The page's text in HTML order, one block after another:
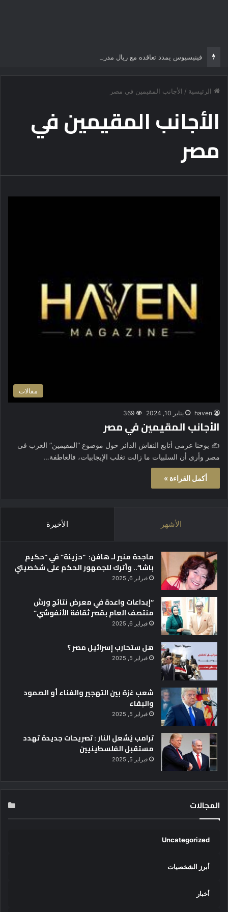
فينيسيوس يمدد تعاقده مع ريال مدريد
الرئيسية / الأجانب المقيمين في مصر
الأجانب المقيمين في
مصر
مقالات
haven يناير 10, 2024 369
الأجانب المقيمين في مصر
✍️ يوحنا عزمى أتابع النقاش الدائر حول موضوع “المقيمين” العرب فى
مصر وأرى أن السلبيات ما زالت تغلب الإيجابيات، فالعاطفة…
أكمل القراءة »
الأشهر الأخيرة
ماجدة منير لـ هافن: “حزينة” في “حكيم
باشا”.. وأترك للجمهور الحكم على شخصيتي
فبراير 6, 2025
“إبداعات واعدة في معرض نتائج ورش
منتصف العام بقصر ثقافة الأنفوشي”
فبراير 6, 2025
هل ستحارب إسرائيل مصر ؟
فبراير 5, 2025
شعب غزة بين التهجير والفناء أو الصمود
والبقاء
فبراير 5, 2025
ترامب يُشعل النار : تصريحات جديدة تهدد
مستقبل الفلسطينيين
فبراير 5, 2025
المجالات
Uncategorized
أبرز الشخصيات
أخبار